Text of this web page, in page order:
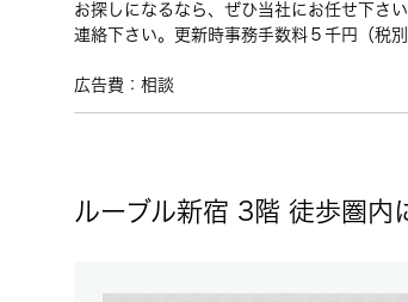
お探しになるなら、ぜひ当社にお任せ下さ
連絡下さい。更新時事務手数料５千円（税別
広告費：相談
ルーブル新宿 3階 徒歩圏内